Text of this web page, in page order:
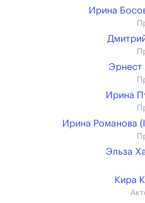
Ирина
Эрнест
Ирина
Ирина Романова
Эльза
Кира